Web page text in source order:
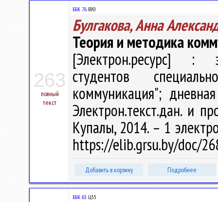
263
полный
текст
ББК 76.Б90
Булгакова, Анна
Теория и методика
[Электрон.ресурс] :
студентов
коммуникация";
Электрон.текст.дан. и
Купалы, 2014. – 1
https://elib.grsu.by/doc/
Добавить в корзину Подробнее
ББК 65.Ц55